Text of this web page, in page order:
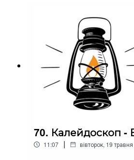
70. Калейдоскоп -
11:07 | вівторок, 19